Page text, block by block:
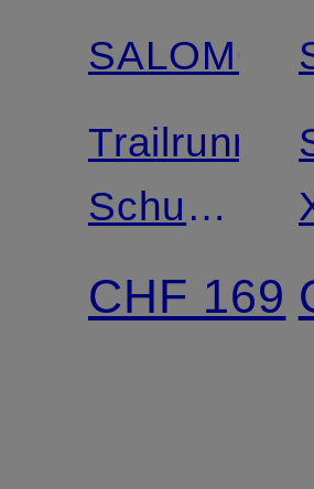
SALOMON
Schuhe
ULTRA
GLIDE
CHF 169